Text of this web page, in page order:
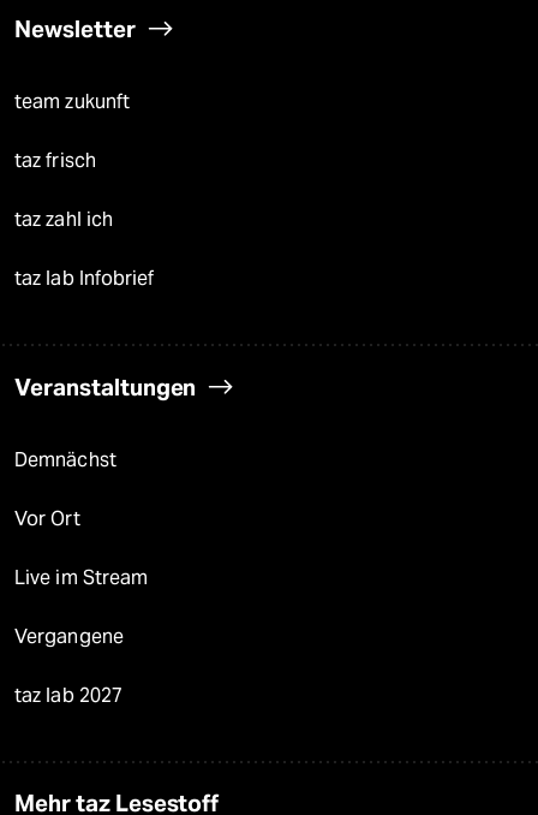
Newsletter
team zukunft
taz frisch
taz zahl ich
taz lab Infobrief
Veranstaltungen
Demnächst
Vor Ort
Live im Stream
Vergangene
taz lab 2027
Mehr taz Lesestoff